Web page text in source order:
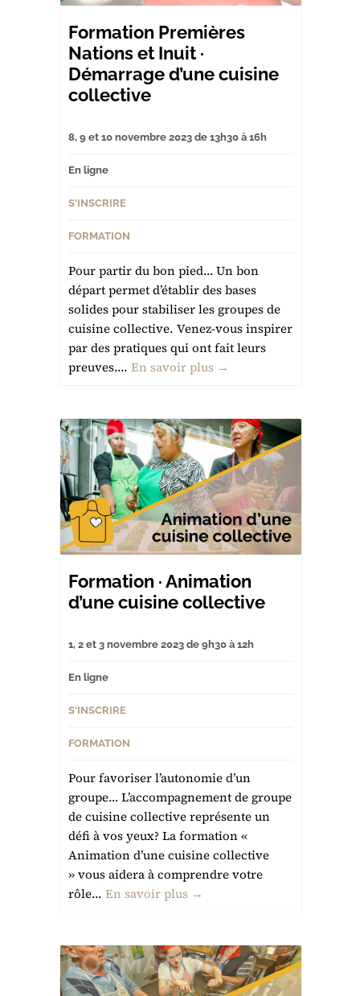
Formation Premières
Nations et Inuit ·
Démarrage d’une cuisine
collective
8, 9 et 10 novembre 2023 de 13h30 à 16h
En ligne
S'INSCRIRE
FORMATION
Pour partir du bon pied… Un bon
départ permet d’établir des bases
solides pour stabiliser les groupes de
cuisine collective. Venez-vous inspirer
par des pratiques qui ont fait leurs
preuves.... En savoir plus →
Formation · Animation
d’une cuisine collective
1, 2 et 3 novembre 2023 de 9h30 à 12h
En ligne
S'INSCRIRE
FORMATION
Pour favoriser l’autonomie d’un
groupe… L’accompagnement de groupe
de cuisine collective représente un
défi à vos yeux? La formation «
Animation d’une cuisine collective
» vous aidera à comprendre votre
rôle... En savoir plus →